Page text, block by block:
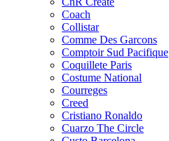
Coach
Collistar
Comme Des Garcons
Comptoir Sud Pacifique
Coquillete Paris
Costume National
Courreges
Creed
Cristiano Ronaldo
Cuarzo The Circle